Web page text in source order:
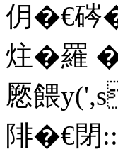
仴�€硶
炷�羅
憠餵
陫�€閉